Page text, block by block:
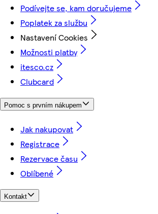
Podívejte se, kam doručujeme
Poplatek za službu
Nastavení Cookies
Možnosti platby
itesco.cz
Clubcard
Pomoc s prvním nákupem
Jak nakupovat
Registrace
Rezervace času
Oblíbené
Kontakt